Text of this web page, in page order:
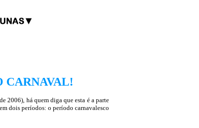
CARNAVAL!
2006), há quem diga que esta é a parte
dois períodos: o período carnavalesco